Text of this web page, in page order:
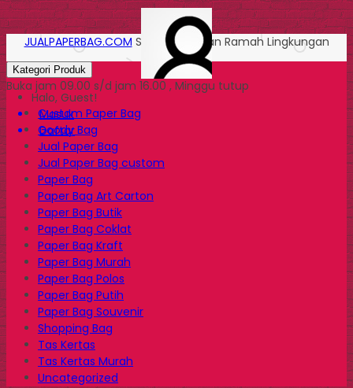
Halo, Guest!
Masuk
Daftar
JUALPAPERBAG.COM Solusi Kemasan Ramah Lingkungan
Kategori Produk
Buka jam 09.00 s/d jam 16.00 , Minggu tutup
Custom Paper Bag
Goody Bag
Jual Paper Bag
Jual Paper Bag custom
Paper Bag
Paper Bag Art Carton
Paper Bag Butik
Paper Bag Coklat
Paper Bag Kraft
Paper Bag Murah
Paper Bag Polos
Paper Bag Putih
Paper Bag Souvenir
Shopping Bag
Tas Kertas
Tas Kertas Murah
Uncategorized